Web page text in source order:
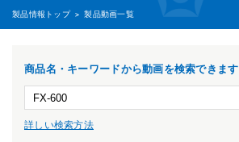
製品情報トップ > 製品動画一覧
商品名・キーワードから動画を検索できます
詳しい検索方法